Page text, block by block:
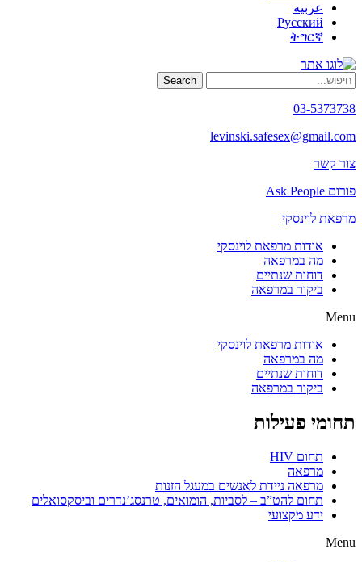
عربيه
Русский
ትግርኛ
Search
03-5373738
levinski.safesex@gmail.com
צור קשר
פורום Ask People
מרפאת לוינסקי
אודות מרפאת לוינסקי
מה במרפאה
דוחות שנתיים
ביקור במרפאה
Menu
אודות מרפאת לוינסקי
מה במרפאה
דוחות שנתיים
ביקור במרפאה
תחומי פעילות
תחום HIV
מרפאה
מרפאה ניידת לאנשים במעגל הזנות
תחום להט”ב – לסביות, הומואים, טרנסג’נדרים וביסקסואלים
ידע מקצועי
Menu